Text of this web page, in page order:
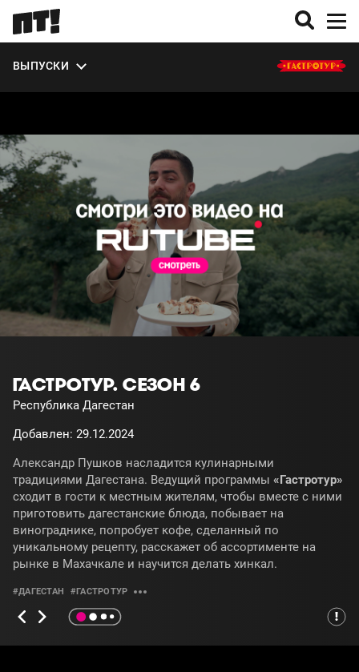
ВЫПУСКИ
О СЕЗОНЕ
ГАСТРОТУР. СЕЗОН 6
Республика Дагестан
Добавлен: 29.12.2024
Александр Пушков насладится кулинарными
традициями Дагестана. Ведущий программы «Гастротур»
сходит в гости к местным жителям, чтобы вместе с ними
приготовить дагестанские блюда, побывает на
винограднике, попробует кофе, сделанный по
уникальному рецепту, расскажет об ассортименте на
рынке в Махачкале и научится делать хинкал.
#ДАГЕСТАН #ГАСТРОТУР